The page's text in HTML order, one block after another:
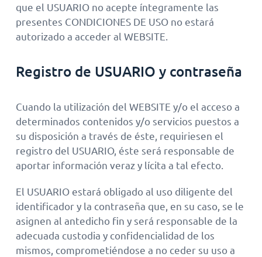
que el USUARIO no acepte íntegramente las
presentes CONDICIONES DE USO no estará
autorizado a acceder al WEBSITE.
Registro de USUARIO y contraseña
Cuando la utilización del WEBSITE y/o el acceso a
determinados contenidos y/o servicios puestos a
su disposición a través de éste, requiriesen el
registro del USUARIO, éste será responsable de
aportar información veraz y lícita a tal efecto.
El USUARIO estará obligado al uso diligente del
identificador y la contraseña que, en su caso, se le
asignen al antedicho fin y será responsable de la
adecuada custodia y confidencialidad de los
mismos, comprometiéndose a no ceder su uso a